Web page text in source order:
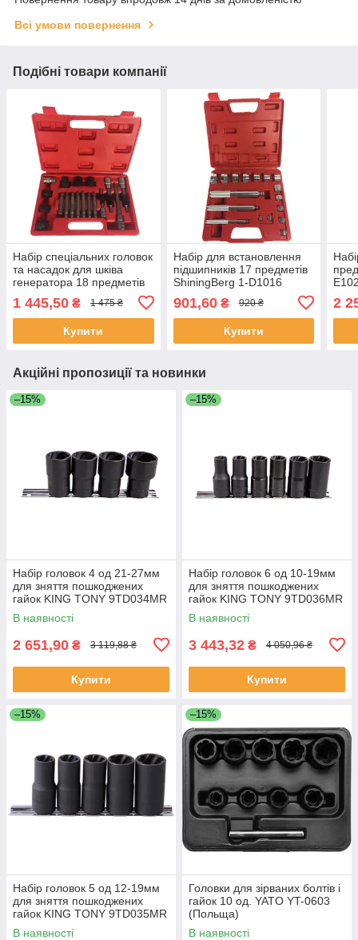
Всі умови повернення
Подібні товари компанії
Набір спеціальних головок
та насадок для шківа
генератора 18 предметів
1 445,50 ₴ 1 475 ₴
Купити
Набір для встановлення
підшипників 17 предметів
ShiningBerg 1-D1016
901,60₴ 920 ₴
Купити
2
Акційні пропозиції та новинки
–15%
Набір головок 4 од 21-27мм
для зняття пошкоджених
гайок KING TONY 9TD034MR
(Тайвань)
В наявності
2 651,90 ₴ 3 119,88 ₴
Купити
–15%
Набір головок 6 од 10-19мм
для зняття пошкоджених
гайок KING TONY 9TD036MR
(Тайвань)
В наявності
3 443,32 ₴ 4 050,96 ₴
Купити
–15%
Набір головок 5 од 12-19мм
для зняття пошкоджених
гайок KING TONY 9TD035MR
(Тайвань)
В наявності
–15%
Головки для зірваних болтів і
гайок 10 од. YATO YT-0603
(Польща)
В наявності